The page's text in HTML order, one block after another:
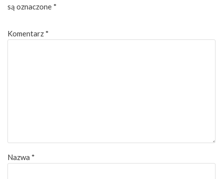
są oznaczone *
Komentarz *
Nazwa *